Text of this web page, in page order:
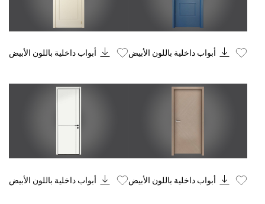
أبواب داخلية باللون الأبيض أبواب داخلية باللون الأبيض
أبواب داخلية باللون الأبيض أبواب داخلية باللون الأبيض